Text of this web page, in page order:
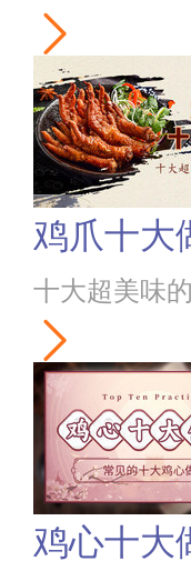
鸡爪十大
十大超美味
鸡心十大